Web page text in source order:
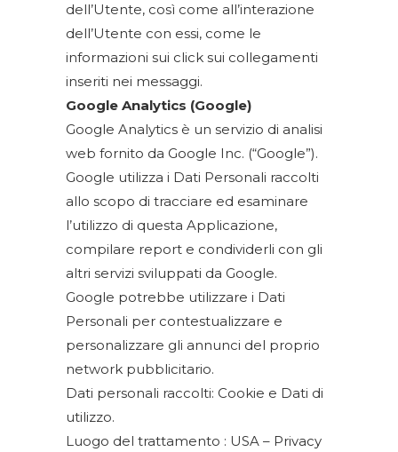
dell’Utente, così come all’interazione
dell’Utente con essi, come le
informazioni sui click sui collegamenti
inseriti nei messaggi.
Google Analytics (Google)
Google Analytics è un servizio di analisi
web fornito da Google Inc. (“Google”).
Google utilizza i Dati Personali raccolti
allo scopo di tracciare ed esaminare
l’utilizzo di questa Applicazione,
compilare report e condividerli con gli
altri servizi sviluppati da Google.
Google potrebbe utilizzare i Dati
Personali per contestualizzare e
personalizzare gli annunci del proprio
network pubblicitario.
Dati personali raccolti: Cookie e Dati di
utilizzo.
Luogo del trattamento : USA – Privacy